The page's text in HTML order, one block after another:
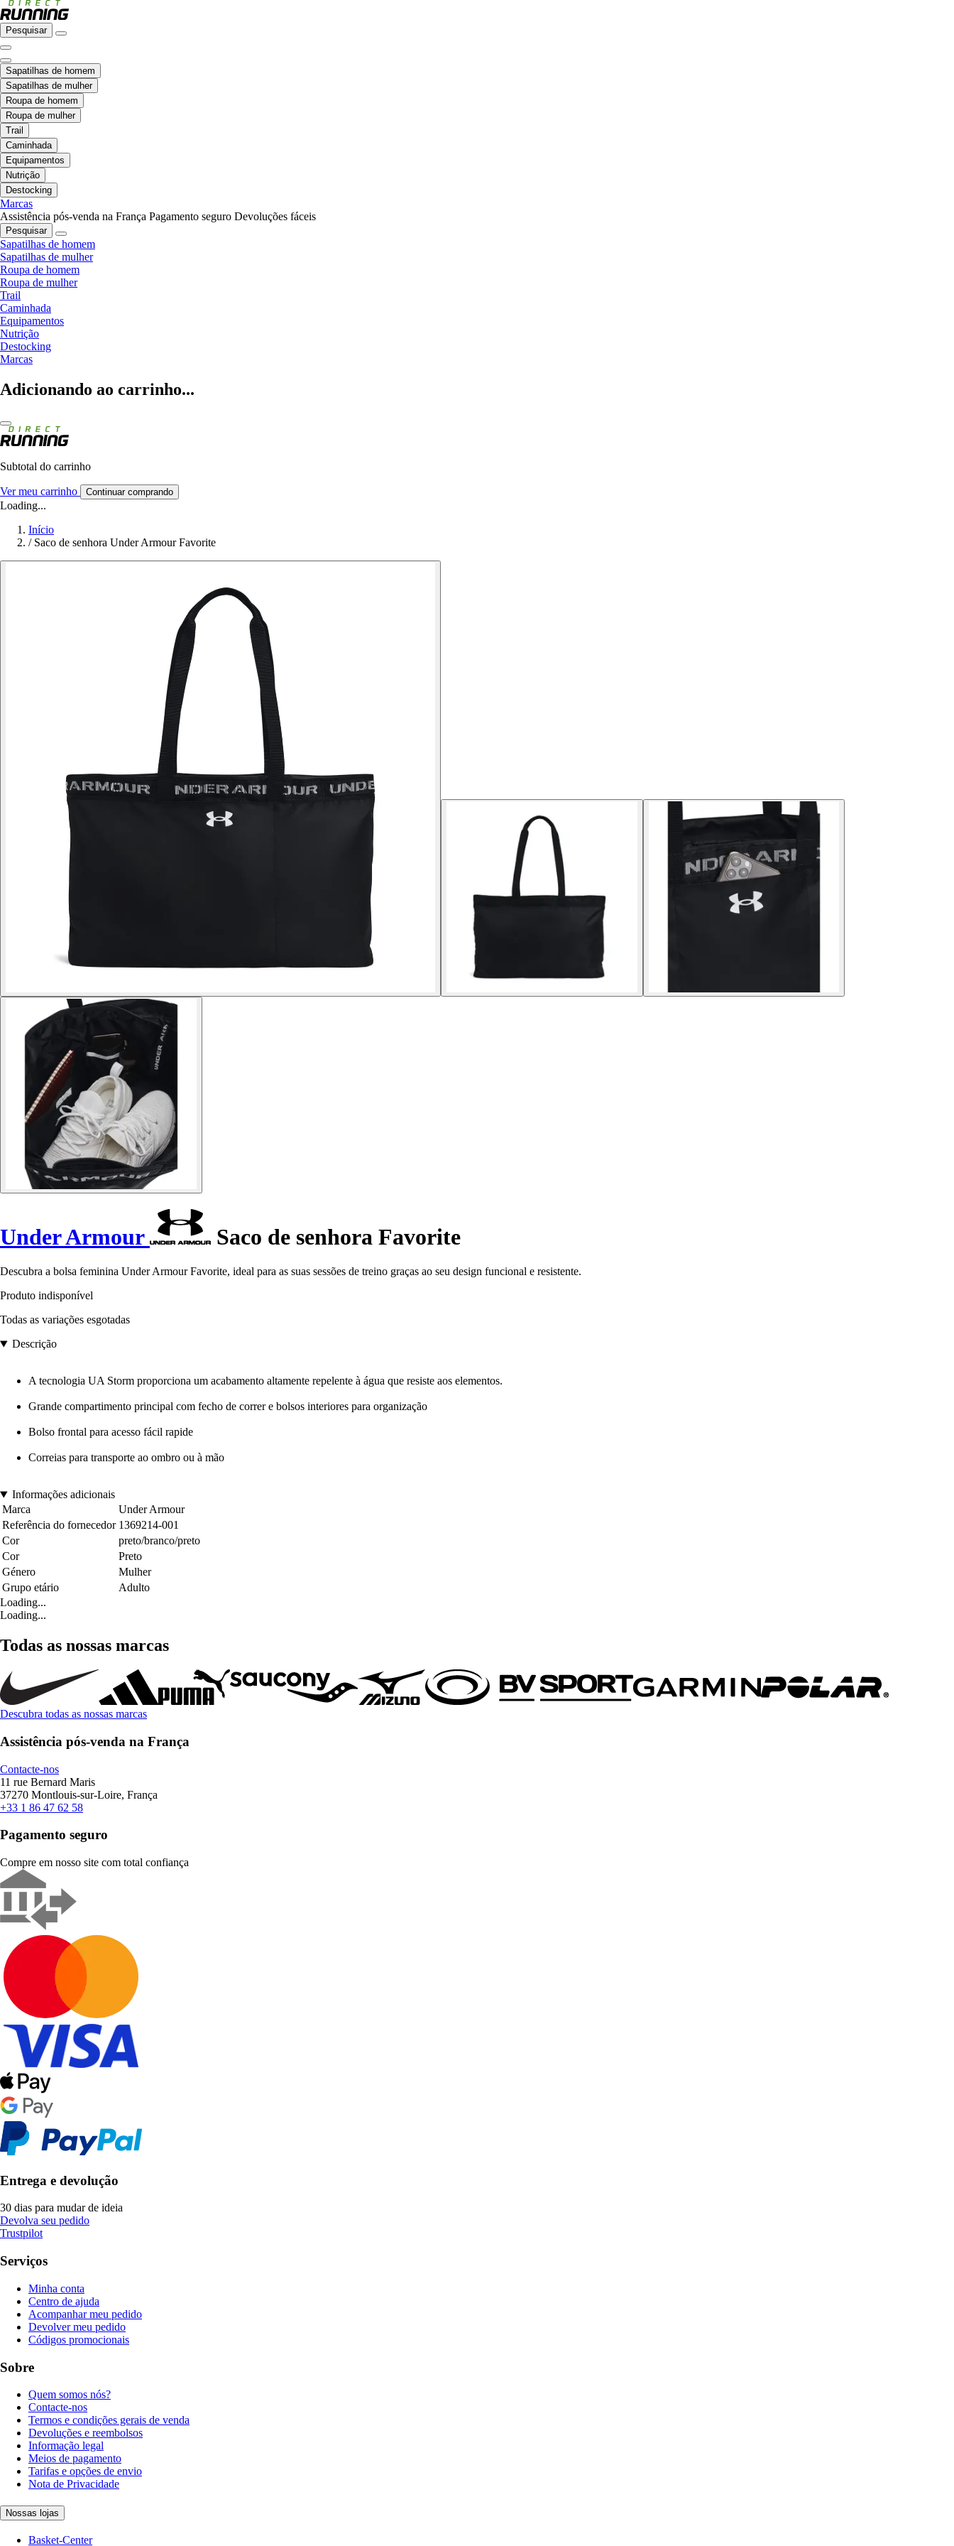
Pesquisar
Sapatilhas de homem
Sapatilhas de mulher
Roupa de homem
Roupa de mulher
Trail
Caminhada
Equipamentos
Nutrição
Destocking
Marcas
Assistência pós-venda na França Pagamento seguro Devoluções fáceis
Pesquisar
Sapatilhas de homem
Sapatilhas de mulher
Roupa de homem
Roupa de mulher
Trail
Caminhada
Equipamentos
Nutrição
Destocking
Marcas
Adicionando ao carrinho...
Subtotal do carrinho
Ver meu carrinho Continuar comprando
Loading...
Início
/ Saco de senhora Under Armour Favorite
Under Armour Saco de senhora Favorite
Descubra a bolsa feminina Under Armour Favorite, ideal para as suas sessões de treino graças ao seu design funcional e resistente.
Produto indisponível
Todas as variações esgotadas
Descrição
A tecnologia UA Storm proporciona um acabamento altamente repelente à água que resiste aos elementos.
Grande compartimento principal com fecho de correr e bolsos interiores para organização
Bolso frontal para acesso fácil rapide
Correias para transporte ao ombro ou à mão
Informações adicionais
Marca
Under Armour
Referência do fornecedor 1369214-001
Cor
preto/branco/preto
Cor
Preto
Género
Mulher
Grupo etário
Adulto
Loading...
Loading...
Todas as nossas marcas
Descubra todas as nossas marcas
Assistência pós-venda na França
Contacte-nos
11 rue Bernard Maris
37270 Montlouis-sur-Loire, França
+33 1 86 47 62 58
Pagamento seguro
Compre em nosso site com total confiança
Entrega e devolução
30 dias para mudar de ideia
Devolva seu pedido
Trustpilot
Serviços
Minha conta
Centro de ajuda
Acompanhar meu pedido
Devolver meu pedido
Códigos promocionais
Sobre
Quem somos nós?
Contacte-nos
Termos e condições gerais de venda
Devoluções e reembolsos
Informação legal
Meios de pagamento
Tarifas e opções de envio
Nota de Privacidade
Nossas lojas
Basket-Center